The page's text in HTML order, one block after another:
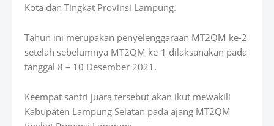
Kota dan Tingkat Provinsi Lampung.
Tahun ini merupakan penyelenggaraan MT2QM ke-2
setelah sebelumnya MT2QM ke-1 dilaksanakan pada
tanggal 8 – 10 Desember 2021.
Keempat santri juara tersebut akan ikut mewakili
Kabupaten Lampung Selatan pada ajang MT2QM